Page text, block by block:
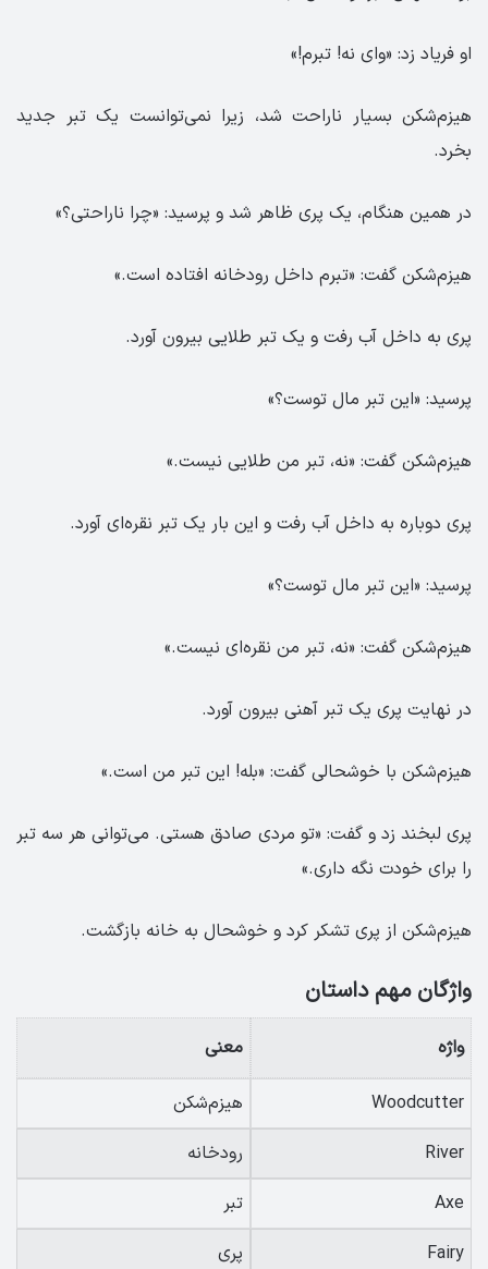
او فریاد زد: «وای نه! تبرم!»
هیزم‌شکن بسیار ناراحت شد، زیرا نمی‌توانست یک تبر جدید
بخرد.
در همین هنگام، یک پری ظاهر شد و پرسید: «چرا ناراحتی؟»
هیزم‌شکن گفت: «تبرم داخل رودخانه افتاده است.»
پری به داخل آب رفت و یک تبر طلایی بیرون آورد.
پرسید: «این تبر مال توست؟»
هیزم‌شکن گفت: «نه، تبر من طلایی نیست.»
پری دوباره به داخل آب رفت و این بار یک تبر نقره‌ای آورد.
پرسید: «این تبر مال توست؟»
هیزم‌شکن گفت: «نه، تبر من نقره‌ای نیست.»
در نهایت پری یک تبر آهنی بیرون آورد.
هیزم‌شکن با خوشحالی گفت: «بله! این تبر من است.»
پری لبخند زد و گفت: «تو مردی صادق هستی. می‌توانی هر سه تبر
را برای خودت نگه داری.»
هیزم‌شکن از پری تشکر کرد و خوشحال به خانه بازگشت.
واژگان مهم داستان
واژه معنی
Woodcutter
هیزم‌شکن
River
رودخانه
Axe
تبر
Fairy
پری